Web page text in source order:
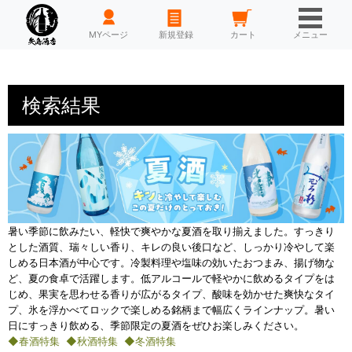
HOME MYページ 新規登録 カート メニュー
検索結果
暑い季節に飲みたい、軽快で爽やかな夏酒を取り揃えました。すっきり
とした酒質、瑞々しい香り、キレの良い後口など、しっかり冷やして楽
しめる日本酒が中心です。冷製料理や塩味の効いたおつまみ、揚げ物な
ど、夏の食卓で活躍します。低アルコールで軽やかに飲めるタイプをは
じめ、果実を思わせる香りが広がるタイプ、酸味を効かせた爽快なタイ
プ、氷を浮かべてロックで楽しめる銘柄まで幅広くラインナップ。暑い
日にすっきり飲める、季節限定の夏酒をぜひお楽しみください。
◆春酒特集 ◆秋酒特集 ◆冬酒特集